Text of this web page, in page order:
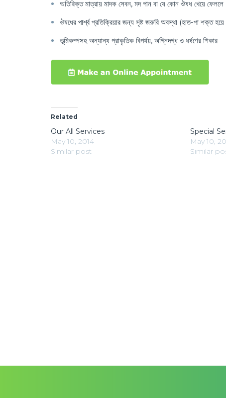
অতিরিক্ত মাত্রায় মাদক সেবন, মদ পান বা যে কোন ঔষধ খেয়ে ফেললে
ঔষধের পার্শ্ব প্রতিক্রিয়ার জন্য সৃষ্ট জরুরি অবস্থা (হাত-পা শক্ত হয়ে
ভূমিকম্পসহ অন্যান্য প্রাকৃতিক বিপর্যয়, অগ্নিদগ্ধ ও ধর্ষণের শিকার
Related
Our All Services
May 10, 2014
Similar post
Special
May 10,
Similar